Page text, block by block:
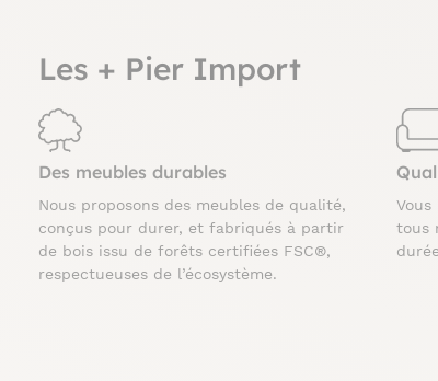
Les + Pier Import
Des meubles durables
Nous proposons des meubles de qualité,
conçus pour durer, et fabriqués à partir
de bois issu de forêts certifiées FSC®,
respectueuses de l’écosystème.
tous